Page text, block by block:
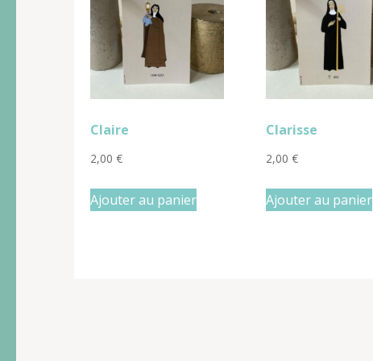
Claire
2,00 €
Ajouter au panier
Clarisse
2,00€
Ajouter au panier